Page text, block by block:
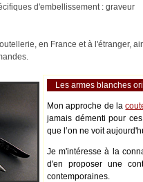
d'embellissement : graveur
en France et à l'étranger,
Les armes blanches
Mon approche de la
jamais démenti pour
que l’on ne voit
Je m'intéresse à la
d'en proposer une
contemporaines.